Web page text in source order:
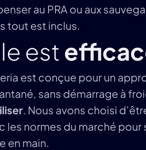
au PRA ou aux
tout est inclus.
est
est conçue pour un
sans démarrage à
. Nous avons choisi
les normes du marché pour
en main.